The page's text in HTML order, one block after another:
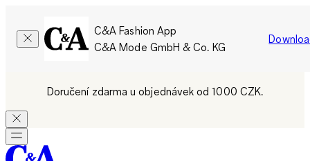
C&A Fashion App
C&A Mode GmbH & Co. KG
Doručení zdarma u objednávek od 1000 CZK.